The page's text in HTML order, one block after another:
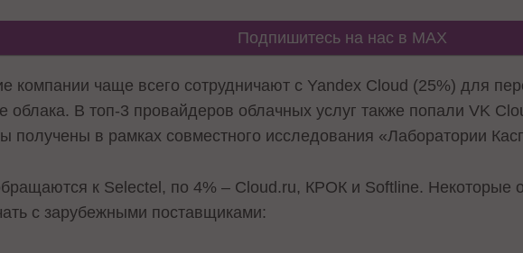
Подпишитесь на нас в MAX
компании чаще всего сотрудничают с Yandex Cloud (25%) для
облака. В топ-3 провайдеров облачных услуг также попали VK
получены в рамках совместного исследования «Лаборатории
к Selectel, по 4% – Cloud.ru, КРОК и Softline. Некоторые
с зарубежными поставщиками: